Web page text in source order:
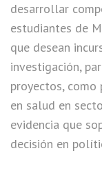
desarrollar
estudiantes de
que desean
investigación,
proyectos,
en salud en
evidencia que
decisión en